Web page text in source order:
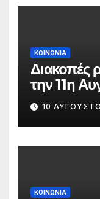
ΚΟΙΝΩΝΙΑ
Διακοπές
την 11η
10
ΚΟΙΝΩΝΙΑ